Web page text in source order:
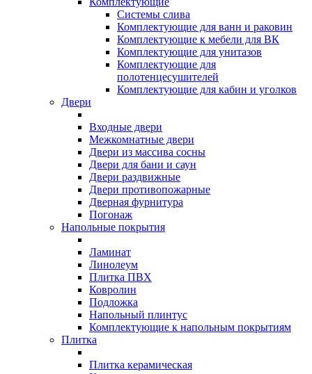
Системы слива
Комплектующие для ванн и раковин
Комплектующие к мебели для ВК
Комплектующие для унитазов
Комплектующие для
полотенцесушителей
Комплектующие для кабин и уголков
Двери
Входные двери
Межкомнатные двери
Двери из массива сосны
Двери для бани и саун
Двери раздвижные
Двери противопожарные
Дверная фурнитура
Погонаж
Напольные покрытия
Ламинат
Линолеум
Плитка ПВХ
Ковролин
Подложка
Напольный плинтус
Комплектующие к напольным покрытиям
Плитка
Плитка керамическая